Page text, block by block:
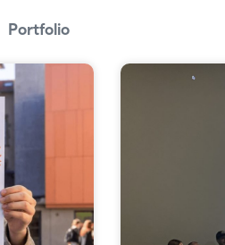
Portfolio